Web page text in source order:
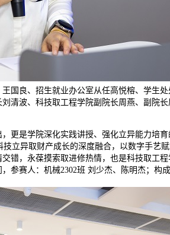
国良、招生就业办公室从任高悦榕、学生
清波、科技取工程学院副院长周燕、副院
是学院深化实践讲授、强化立异能力培育
立异取财产成长的深度融合，以数字手艺
错，永葆摸索取进修热情，也是科技取工
参赛人：机械2302班 刘少杰、陈明杰；构